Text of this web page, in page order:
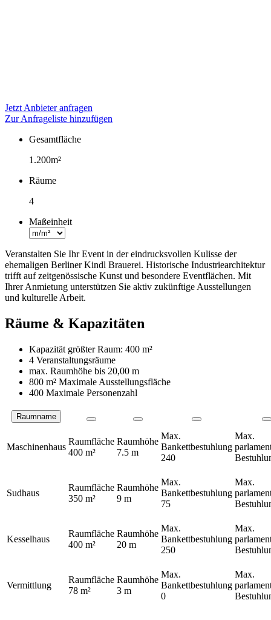
Jetzt Anbieter anfragen
Zur Anfrageliste hinzufügen
Fakten
Gesamtfläche
1.200m²
Räume
4
Maßeinheit
Veranstalten Sie Ihr Event in der eindrucksvollen Kulisse der
ehemaligen Berliner Kindl Brauerei. Historische Industriearchitektur
trifft auf zeitgenössische Kunst und besondere Eventflächen. Mit
Ihrer Anmietung unterstützen Sie aktiv zukünftige Ausstellungen
und kulturelle Arbeit.
Räume & Kapazitäten
Kapazität größter Raum: 400 m²
4 Veranstaltungsräume
max. Raumhöhe bis 20,00 m
800 m² Maximale Ausstellungsfläche
400 Maximale Personenzahl
Räume
Raumname
Maschinenhaus
Raumfläche
400 m²
Raumhöhe
7.5 m
Max.
Bankettbestuhlung
240
Max.
Sudhaus
Raumfläche
350 m²
Raumhöhe
9 m
Max.
Bankettbestuhlung
75
Max.
Kesselhaus
Raumfläche
400 m²
Raumhöhe
20 m
Max.
Bankettbestuhlung
250
Max.
Vermittlung
Raumfläche
78 m²
Raumhöhe
3 m
Max.
Bankettbestuhlung
0
Max.